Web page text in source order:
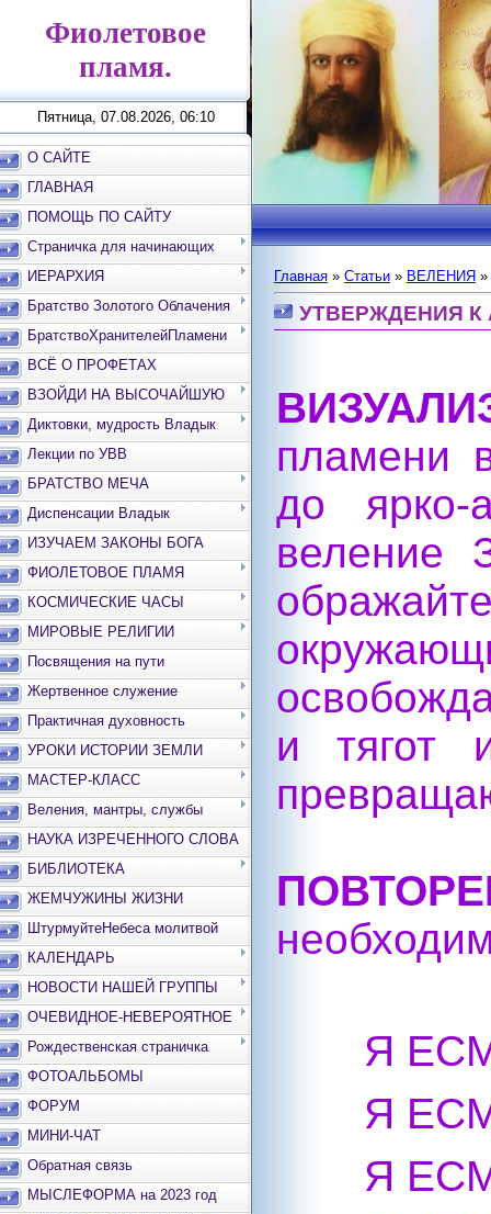
Фиолетовое
пламя.
Пятница, 07.08.2026, 06:10
О САЙТЕ
ГЛАВНАЯ
ПОМОЩЬ ПО САЙТУ
Страничка для начинающих
ИЕРАРХИЯ
Братство Золотого Облачения
БратствоХранителейПламени
ВСЁ О ПРОФЕТАХ
ВЗОЙДИ НА ВЫСОЧАЙШУЮ
ВЕРШИНУ
Диктовки, мудрость Владык
Лекции по УВВ
БРАТСТВО МЕЧА
Диспенсации Владык
ИЗУЧАЕМ ЗАКОНЫ БОГА
ФИОЛЕТОВОЕ ПЛАМЯ
КОСМИЧЕСКИЕ ЧАСЫ
МИРОВЫЕ РЕЛИГИИ
Посвящения на пути
Жертвенное служение
Практичная духовность
УРОКИ ИСТОРИИ ЗЕМЛИ
МАСТЕР-КЛАСС
Веления, мантры, службы
НАУКА ИЗРЕЧЕННОГО СЛОВА
БИБЛИОТЕКА
ЖЕМЧУЖИНЫ ЖИЗНИ
ШтурмуйтеНебеса молитвой
КАЛЕНДАРЬ
НОВОСТИ НАШЕЙ ГРУППЫ
ОЧЕВИДНОЕ-НЕВЕРОЯТНОЕ
Рождественская страничка
ФОТОАЛЬБОМЫ
ФОРУМ
МИНИ-ЧАТ
Обратная связь
МЫСЛЕФОРМА на 2023 год
Главная » Статьи » ВЕЛЕНИЯ »
УТВЕРЖДЕНИЯ К
пламени
до ярко-
веление
и тягот
Я
Я
Я